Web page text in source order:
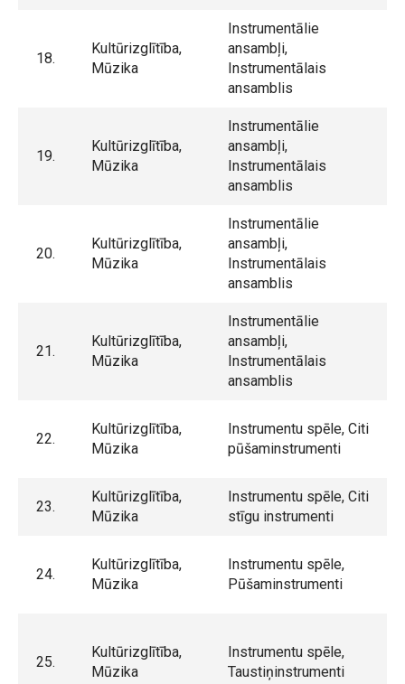
18.
Kultūrizglītība,
Mūzika
Instrumentālie
ansambļi,
Instrumentālais
ansamblis
19.
Kultūrizglītība,
Mūzika
Instrumentālie
ansambļi,
Instrumentālais
ansamblis
20.
Kultūrizglītība,
Mūzika
Instrumentālie
ansambļi,
Instrumentālais
ansamblis
21.
Kultūrizglītība,
Mūzika
Instrumentālie
ansambļi,
Instrumentālais
ansamblis
22.
Kultūrizglītība,
Mūzika
Instrumentu spēle, Citi
pūšaminstrumenti
23.
Kultūrizglītība,
Mūzika
Instrumentu spēle, Citi
stīgu instrumenti
24.
Kultūrizglītība,
Mūzika
Instrumentu spēle,
Pūšaminstrumenti
25.
Kultūrizglītība,
Mūzika
Instrumentu spēle,
Taustiņinstrumenti